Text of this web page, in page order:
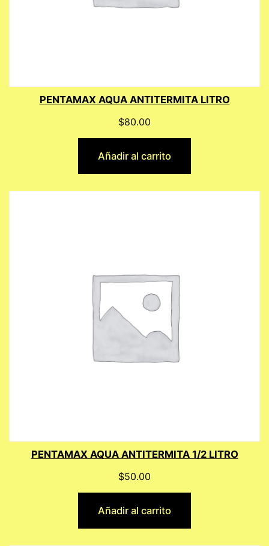
PENTAMAX AQUA ANTITERMITA LITRO
$80.00
Añadir al carrito
PENTAMAX AQUA ANTITERMITA 1/2 LITRO
$50.00
Añadir al carrito